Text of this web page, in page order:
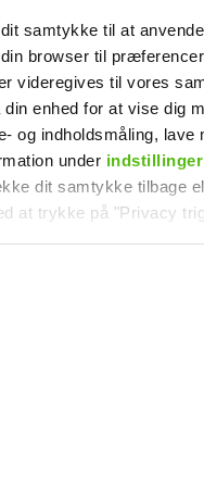
samtykke til at
browser til
videregives til vores
enhed for at vise dig
og indholdsmåling, lave
under indstillinger
dit samtykke tilbage
at trykke på "Privacy
fra tredjeparter til at
samt til brug
Skak og